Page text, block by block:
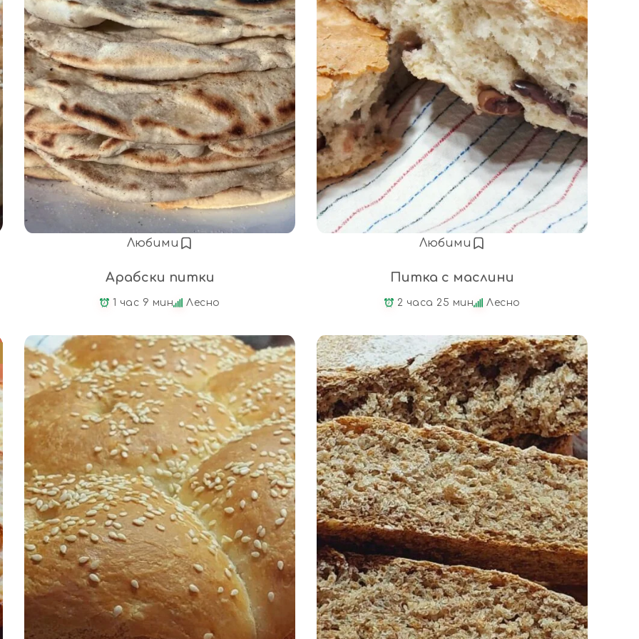
Любими
Арабски питки
1 час 9 мин Лесно
Любими
Питка с маслини
2 часа 25 мин Лесно